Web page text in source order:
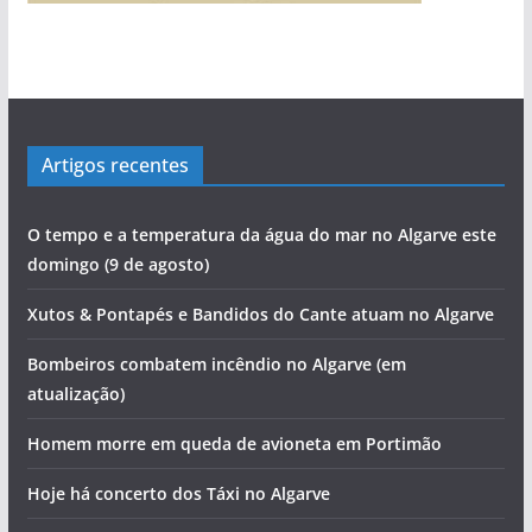
Artigos recentes
O tempo e a temperatura da água do mar no Algarve este
domingo (9 de agosto)
Xutos & Pontapés e Bandidos do Cante atuam no Algarve
Bombeiros combatem incêndio no Algarve (em
atualização)
Homem morre em queda de avioneta em Portimão
Hoje há concerto dos Táxi no Algarve